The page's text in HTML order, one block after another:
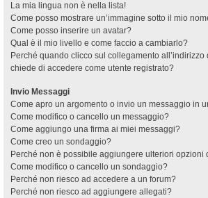
La mia lingua non è nella lista!
Come posso mostrare un’immagine sotto il mio
Come posso inserire un avatar?
Qual è il mio livello e come faccio a cambiarlo?
Perché quando clicco sul collegamento all’indirizzo
chiede di accedere come utente registrato?
Invio Messaggi
Come apro un argomento o invio un messaggio in
Come modifico o cancello un messaggio?
Come aggiungo una firma ai miei messaggi?
Come creo un sondaggio?
Perché non è possibile aggiungere ulteriori opzioni
Come modifico o cancello un sondaggio?
Perché non riesco ad accedere a un forum?
Perché non riesco ad aggiungere allegati?